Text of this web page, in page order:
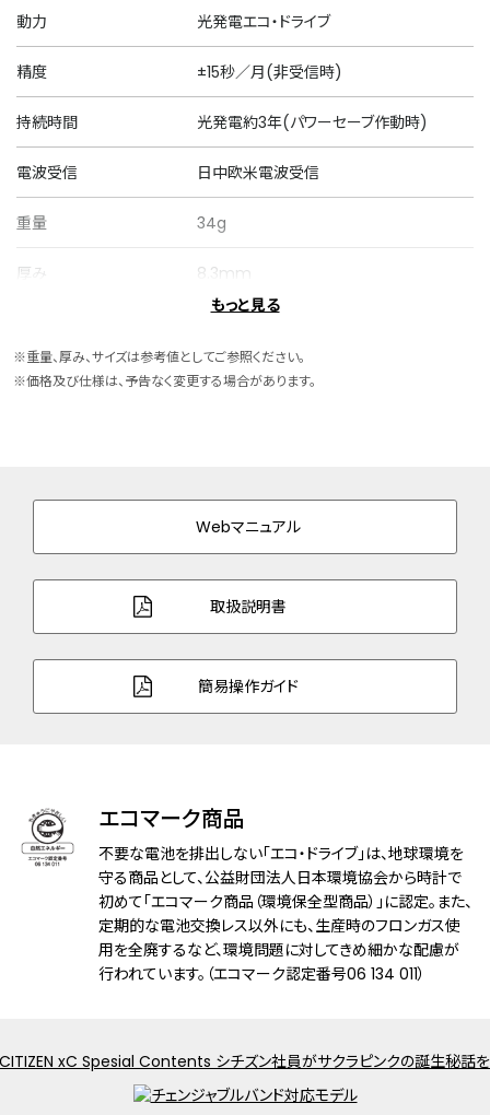
動力 光発電エコ・ドライブ
精度 ±15秒／月(非受信時)
持続時間 光発電約3年(パワーセーブ作動時)
電波受信 日中欧米電波受信
重量 34g
厚み 8.3mm
ケース素材 スーパーチタニウム
三ツ折れプッシュタイプ
バンド幅 12.0mm
バンド調整可能サイ
120～180mm
球面サファイアガラス（無反射コーティン
グ）
耐磁性能 １種耐磁
デザイン特徴
夜光(針)
裏ぶたに都市表示を刻印
充電残量表示機能
パワーセーブ機能
時)
もっと見る
※重量、厚み、サイズは参考値としてご参照ください。
※価格及び仕様は、予告なく変更する場合があります。
Webマニュアル
取扱説明書
簡易操作ガイド
エコマーク商品
不要な電池を排出しない「エコ・ドライブ」は、地球環境を
守る商品として、公益財団法人日本環境協会から時計で
初めて「エコマーク商品（環境保全型商品）」に認定。また、
定期的な電池交換レス以外にも、生産時のフロンガス使
用を全廃するなど、環境問題に対してきめ細かな配慮が
行われています。（エコマーク認定番号06 134 011）